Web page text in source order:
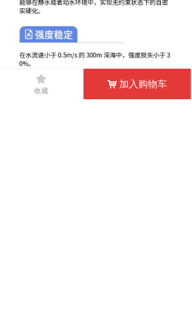
끄
收藏
낙 加入购物车